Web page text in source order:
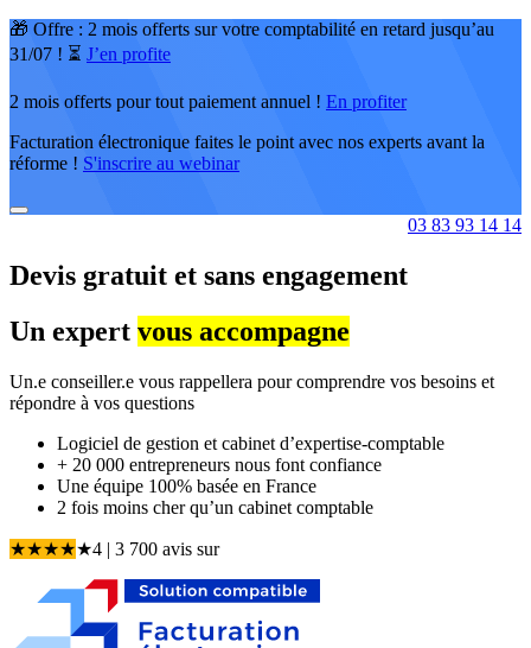
🎁 Offre : 2 mois offerts sur votre comptabilité en retard jusqu’au
31/07 ! ⏳ J’en profite
2 mois offerts pour tout paiement annuel ! En profiter
Facturation électronique faites le point avec nos experts avant la
réforme ! S'inscrire au webinar
03 83 93 14 14
Devis gratuit et sans engagement
Un expert vous accompagne
Un.e conseiller.e vous rappellera pour comprendre vos besoins et
répondre à vos questions
Logiciel de gestion et cabinet d’expertise-comptable
+ 20 000 entrepreneurs nous font confiance
Une équipe 100% basée en France
2 fois moins cher qu’un cabinet comptable
★★★★★4 | 3 700 avis sur